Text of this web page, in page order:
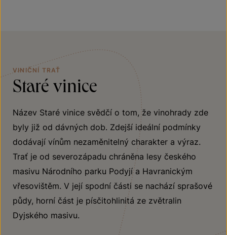
VINIČNÍ TRAŤ
Staré vinice
Název Staré vinice svědčí o tom, že vinohrady zde
byly již od dávných dob. Zdejší ideální podmínky
dodávají vínům nezaměnitelný charakter a výraz.
Trať je od severozápadu chráněna lesy českého
masivu Národního parku Podyjí a Havranickým
vřesovištěm. V její spodní části se nachází sprašové
půdy, horní část je písčitohlinitá ze zvětralin
Dyjského masivu.